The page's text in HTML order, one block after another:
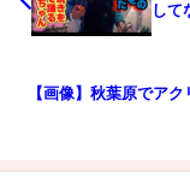
して
【画像】秋葉原でア